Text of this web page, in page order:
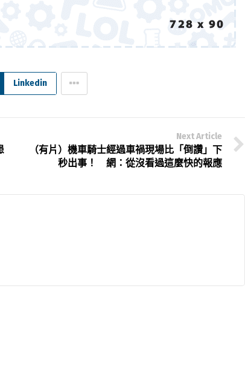
Linkedin
Next Article
（有片）機車騎士經過車禍現場比「倒讚」下
秒出事！ 網：從沒看過這麼快的報應